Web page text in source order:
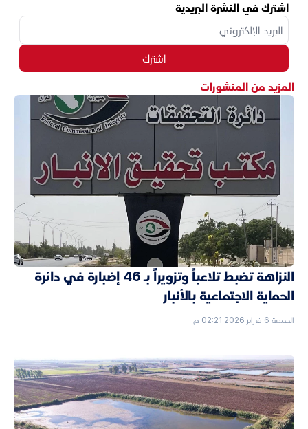
اشترك في النشرة البريدية
اشترك
المزيد من المنشورات
النزاهة تضبط تلاعباً وتزويراً بـ 46 إضبارة في دائرة
الحماية الاجتماعية بالأنبار
الجمعة 6 فبراير 2026 02:21 م